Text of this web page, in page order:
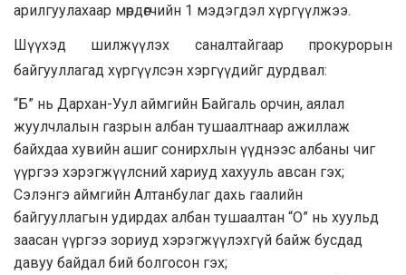
арилгуулахаар мөрдөгчийн 1 мэдэгдэл хүргүүлжээ.
Шүүхэд шилжүүлэх саналтайгаар прокурорын
байгууллагад хүргүүлсэн хэргүүдийг дурдвал:
“Б” нь Дархан-Уул аймгийн Байгаль орчин, аялал
жуулчлалын газрын албан тушаалтнаар ажиллаж
байхдаа хувийн ашиг сонирхлын үүднээс албаны чиг
үүргээ хэрэгжүүлсний хариуд хахууль авсан гэх;
Сэлэнгэ аймгийн Алтанбулаг дахь гаалийн
байгууллагын удирдах албан тушаалтан “О” нь хуульд
заасан үүргээ зориуд хэрэгжүүлэхгүй байж бусдад
давуу байдал бий болгосон гэх;